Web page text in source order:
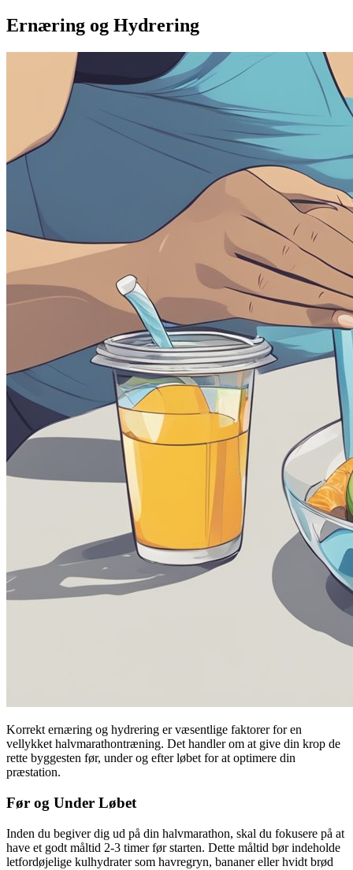
Ernæring og Hydrering
Korrekt ernæring og hydrering er væsentlige faktorer for en
vellykket halvmarathontræning. Det handler om at give din krop de
rette byggesten før, under og efter løbet for at optimere din
præstation.
Før og Under Løbet
Inden du begiver dig ud på din halvmarathon, skal du fokusere på at
have et godt måltid 2-3 timer før starten. Dette måltid bør indeholde
letfordøjelige kulhydrater som havregryn, bananer eller hvidt brød